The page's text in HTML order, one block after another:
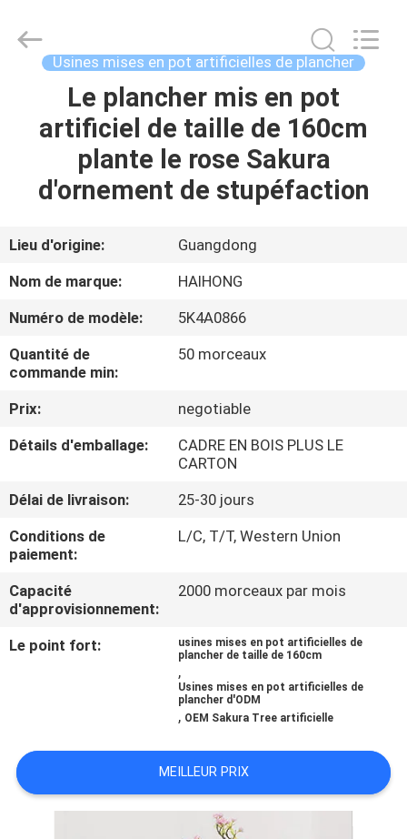
MAISON
PRODUITS
À
DE
NOUS
VISITE
DE
CONTRÔLE
QUALITÉ
NOUS
LES
AFFAIRES
Usines mises en pot artificielles de plancher
Le plancher mis en pot
artificiel de taille de 160cm
plante le rose Sakura
d'ornement de stupéfaction
Lieu d'origine:
Guangdong
Nom de marque:
HAIHONG
Numéro de modèle:
5K4A0866
Quantité de
commande min:
50 morceaux
Prix:
negotiable
Détails d'emballage:
CADRE EN BOIS PLUS LE
CARTON
Délai de livraison:
25-30 jours
Conditions de
paiement:
L/C, T/T, Western Union
Capacité
d'approvisionnement:
2000 morceaux par mois
Le point fort:
usines mises en pot artificielles de
plancher de taille de 160cm
,
Usines mises en pot artificielles de
plancher d'ODM
, OEM Sakura Tree artificielle
MEILLEUR PRIX